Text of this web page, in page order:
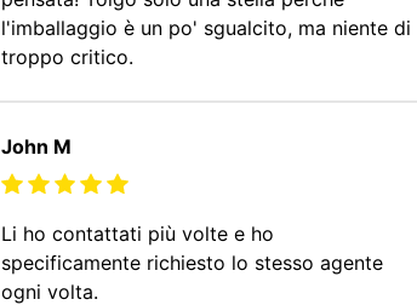
l'imballaggio è un po' sgualcito, ma niente di
troppo critico.
John M
Li ho contattati più volte e ho
specificamente richiesto lo stesso agente
ogni volta.